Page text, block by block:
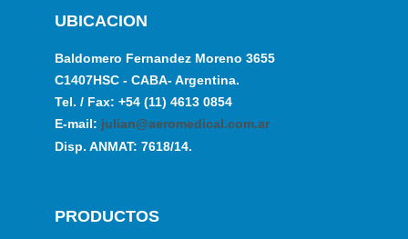
UBICACION
Baldomero Fernandez Moreno 3655
C1407HSC - CABA- Argentina.
Tel. / Fax: +54 (11) 4613 0854
E-mail: julian@aeromedical.com.ar
Disp. ANMAT: 7618/14.
PRODUCTOS